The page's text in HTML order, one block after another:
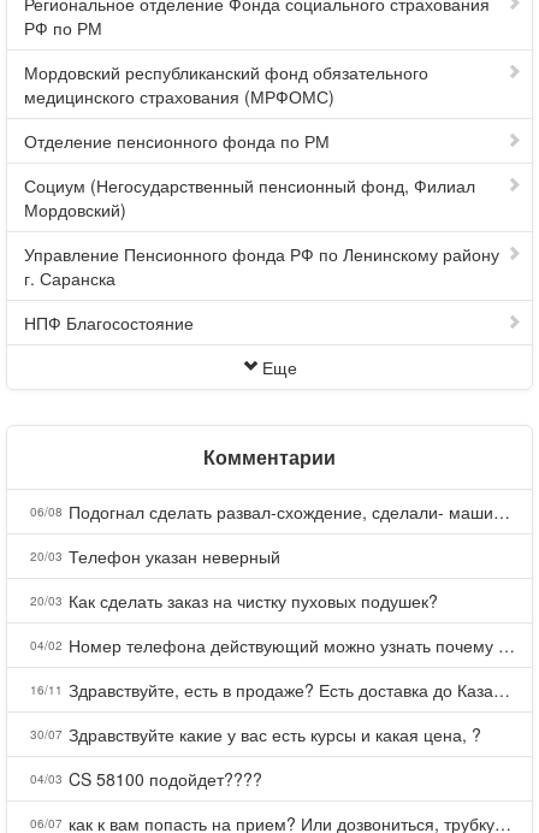
РФ по РМ
Мордовский республиканский фонд обязательного
медицинского страхования (МРФОМС)
Отделение пенсионного фонда по РМ
Социум (Негосударственный пенсионный фонд, Филиал
Мордовский)
Управление Пенсионного фонда РФ по Ленинскому району
г. Саранска
НПФ Благосостояние
Еще
Комментарии
06/08 Подогнал сделать развал-схождение, сделали- машина уходит на право и колеса проверил все хорошо с атмосферами ужас как можно делать авто, не ужели не берегут свою репутацию, не советую.
20/03 Телефон указан неверный
20/03 Как сделать заказ на чистку пуховых подушек?
04/02 Номер телефона действующий можно узнать почему номер неправельный
16/11 Здравствуйте, есть в продаже? Есть доставка до Казани?
30/07 Здравствуйте какие у вас есть курсы и какая цена, ?
04/03 CS 58100 подойдет????
06/07 как к вам попасть на прием? Или дозвониться, трубку не берете.